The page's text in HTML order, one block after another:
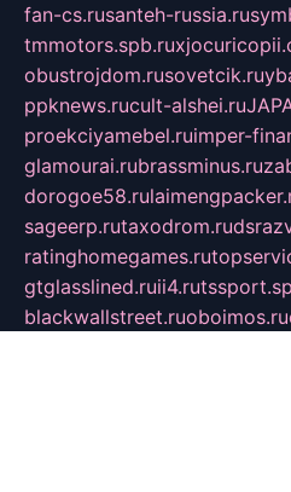
fan-cs.rusanteh-russia.ru
tmmotors.spb.ru
obustrojdom.rusovetcik.ru
ppknews.rucult-alshei.ru
proekciyamebel.ruimper-
glamourai.rubrassminus.ru
dorogoe58.ru
sageerp.rutaxodrom.ru
ratinghomegames.ru
gtglasslined.ruii4.ru
blackwallstreet.ruoboimos.ru